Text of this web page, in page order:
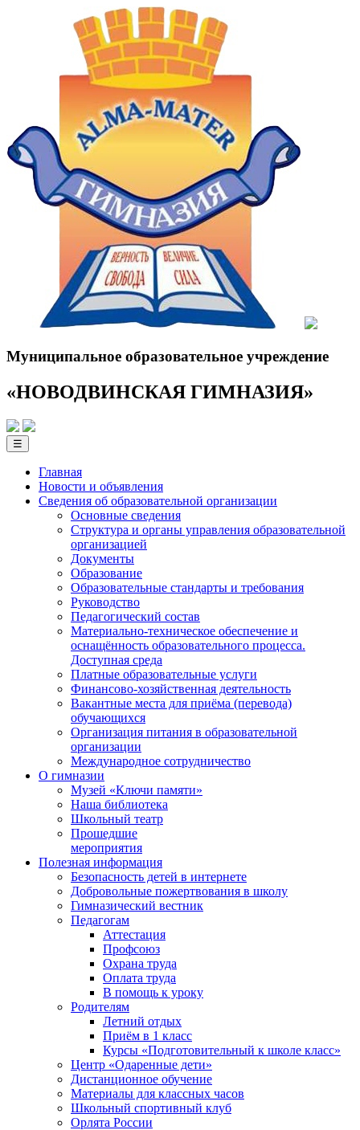
Муниципальное образовательное учреждение
«НОВОДВИНСКАЯ ГИМНАЗИЯ»
☰
Главная
Новости и объявления
Сведения об образовательной­ организации
Основные сведения
Структура и органы управления образовательной
организацией
Документы
Образование
Образовательные стандарты и требования
Руководство
Педагогический состав
Материально-техническое обеспечение и
оснащённость образовательного процесса.
Доступная среда
Платные образовательные услуги
Финансово-хозяйственная деятельность
Вакантные места для приёма (перевода)
обучающихся
Организация питания в образовательной
организации
Международное сотрудничество
О гимназии
Музей «Ключи памяти»
Наша библиотека
Школьный театр
Прошедшие
мероприятия
Полезная информация
Безопасность детей в интернете
Добровольные пожертвования в школу
Гимназический вестник
Педагогам
Аттестация
Профсоюз
Охрана труда
Оплата труда
В помощь к уроку
Родителям
Летний отдых
Приём в 1 класс
Курсы «Подготовительный к школе класс»
Центр «Одаренные дети»
Дистанционное обучение
Материалы для классных часов
Школьный спортивный клуб
Орлята России